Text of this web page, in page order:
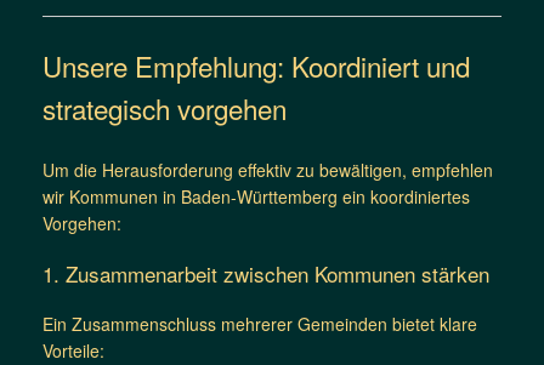
Unsere Empfehlung: Koordiniert und
strategisch vorgehen
Um die Herausforderung effektiv zu bewältigen, empfehlen
wir Kommunen in Baden-Württemberg ein koordiniertes
Vorgehen:
1. Zusammenarbeit zwischen Kommunen stärken
Ein Zusammenschluss mehrerer Gemeinden bietet klare
Vorteile: